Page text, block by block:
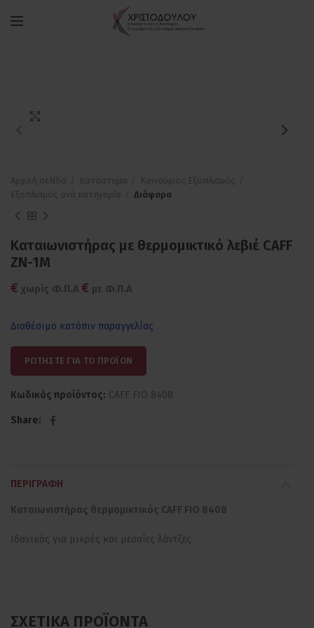
Διάφορα
Καταιωνιστήρας με θερμομικτικό λεβιέ CAFF
ZN-1M
€ χωρίς Φ.Π.Α € με Φ.Π.Α
Διαθέσιμο κατόπιν παραγγελίας
ΡΩΤΗΣΤΕ ΓΙΑ ΤΟ ΠΡΟΪΟΝ
Κωδικός προϊόντος: CAFF FIO 8408
Share
ΠΕΡΙΓΡΑΦΉ
Καταιωνιστήρας θερμομικτικός CAFF FIO 8408
Ιδανικός για μικρές και μεσαίες λάντζες
ΣΧΕΤΙΚΆ ΠΡΟΪΌΝΤΑ